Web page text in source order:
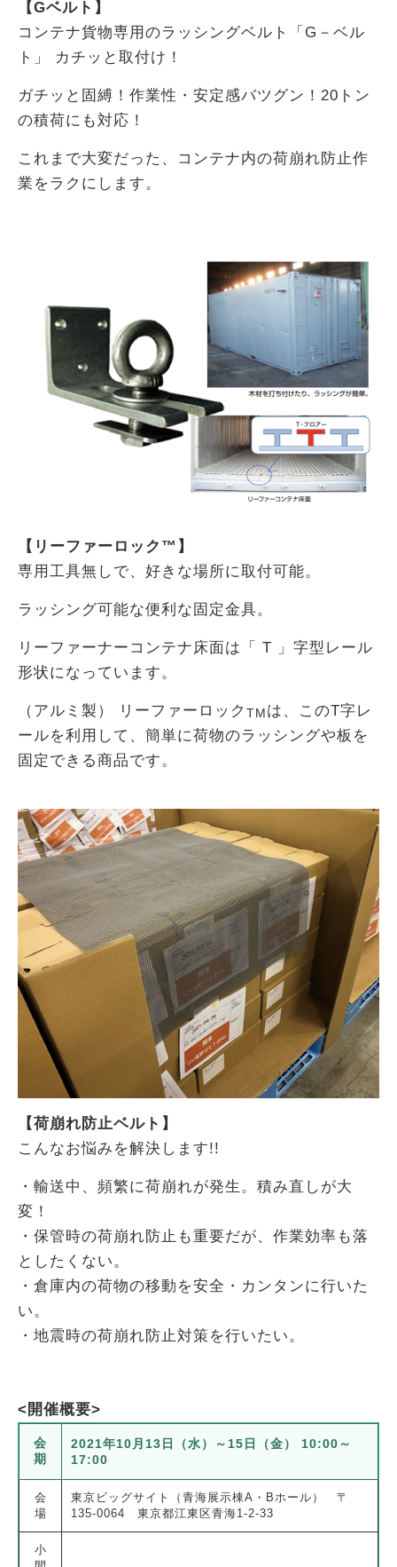
【Gベルト】
コンテナ貨物専用のラッシングベルト「G－ベル
ト」 カチッと取付け！
ガチッと固縛！作業性・安定感バツグン！20トン
の積荷にも対応！
これまで大変だった、コンテナ内の荷崩れ防止作
業をラクにします。
【リーファーロック™】
専用工具無しで、好きな場所に取付可能。
ラッシング可能な便利な固定金具。
リーファーナーコンテナ床面は「 T 」字型レール
形状になっています。
（アルミ製） リーファーロック TMは、このT字レ
ールを利用して、簡単に荷物のラッシングや板を
固定できる商品です。
【荷崩れ防止ベルト】
こんなお悩みを解決します!!
・輸送中、頻繁に荷崩れが発生。積み直しが大
変！
・保管時の荷崩れ防止も重要だが、作業効率も落
としたくない。
・倉庫内の荷物の移動を安全・カンタンに行いた
い。
・地震時の荷崩れ防止対策を行いたい。
<開催概要>
会
期
2021年10月13日（水）～15日（金） 10:00～
17:00
会
場
東京ビッグサイト（青海展示棟A・Bホール） 〒
135-0064 東京都江東区青海1-2-33
小